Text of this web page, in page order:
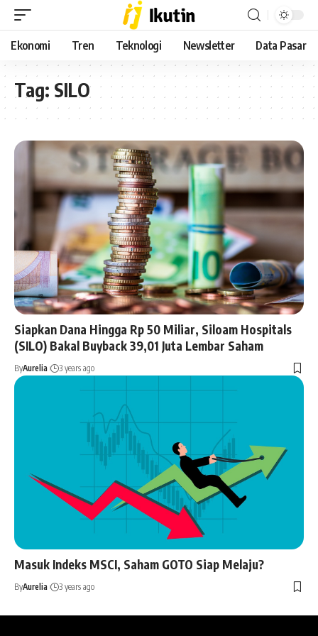
Ekonomi Tren Teknologi Newsletter Data Pasar
Tag: SILO
Siapkan Dana Hingga Rp 50 Miliar, Siloam Hospitals
(SILO) Bakal Buyback 39,01 Juta Lembar Saham
ByAurelia 3 years ago
Masuk Indeks MSCI, Saham GOTO Siap Melaju?
ByAurelia 3 years ago